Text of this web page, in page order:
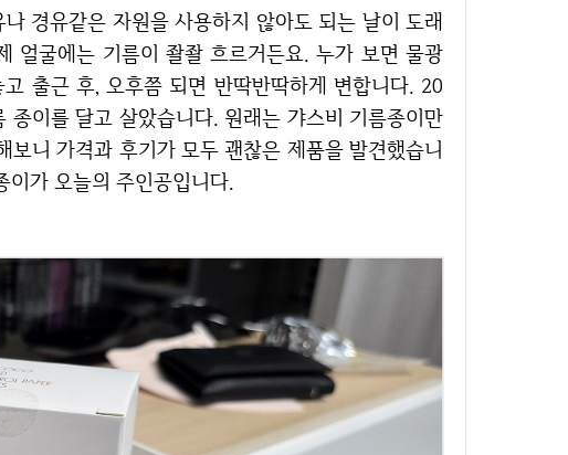
얼굴에는 기름이 좔좔 흐르거든요. 누가 보면 물광
출근 후, 오후쯤 되면 반딱반딱하게 변합니다. 20
이를 달고 살았습니다. 원래는 갸스비 기름종이만
니 가격과 후기가 모두 괜찮은 제품을 발견했습니
이가 오늘의 주인공입니다.